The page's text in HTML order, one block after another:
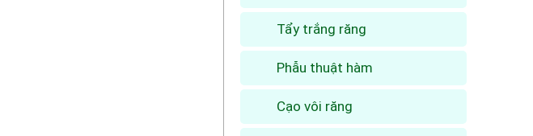
Tẩy trắng răng
Phẫu thuật hàm
Cạo vôi răng